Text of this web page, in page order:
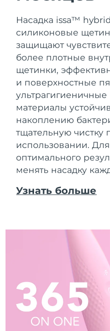
Насадка issa™
силиконовые
защищают
более плотные
щетинки,
и поверхностные
материалы
накоплению
тщательную чистку
использовании.
оптимального
менять насадку
Узнать больше